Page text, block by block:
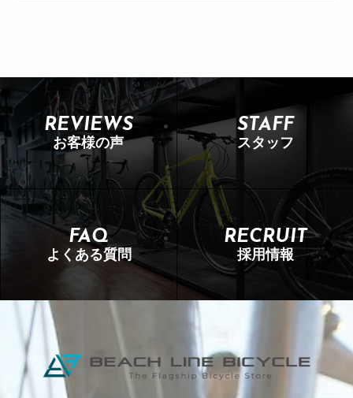
REVIEWS
お客様の声
STAFF
スタッフ
FAQ
よくある質問
RECRUIT
採用情報